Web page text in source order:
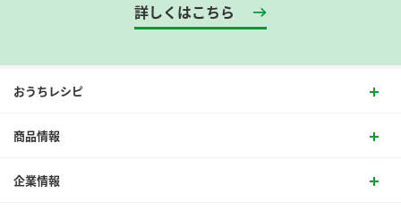
詳しくはこちら
おうちレシピ
商品情報
企業情報